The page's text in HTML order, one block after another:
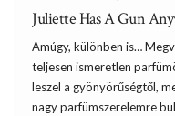
Juliette Has A Gun
Amúgy, különben is…
teljesen ismeretlen
leszel a gyönyörűségtől,
nagy parfümszerelemre